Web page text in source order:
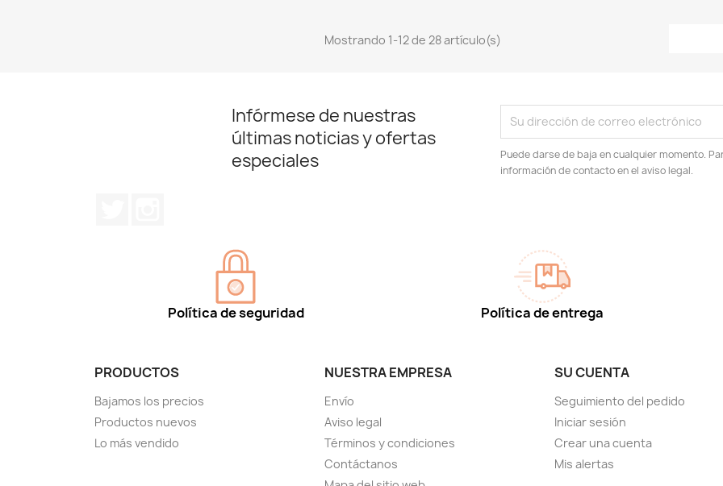
Mostrando 1-12 de 28 artículo(s)
Infórmese de nuestras
últimas noticias y ofertas
especiales
Puede darse de baja en cualquier momento.
información de contacto en el aviso legal.
Política de seguridad Política de entrega
PRODUCTOS
Bajamos los precios
Productos nuevos
Lo más vendido
NUESTRA EMPRESA
Envío
Aviso legal
Términos y condiciones
Contáctanos
SU CUENTA
Seguimiento del pedido
Iniciar sesión
Crear una cuenta
Mis alertas